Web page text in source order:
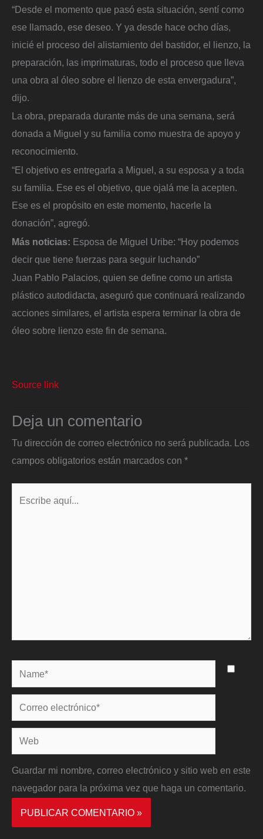
“Desde el momento que pasó esta situación, sentí como
ese llamado, ese deseo. Y ya desde hace ocho días,
inicié el proceso del alistamiento del bastidor, el lienzo, la
preparación, las imprimaturas, todo el proceso que lleva
una obra al óleo sobre el lienzo de esta envergadura”,
dijo.
La obra, preparada durante más de una semana, será
donada a Miguel y su familia como muestra de apoyo y
reconocimiento.
“El objetivo es entregarla a Miguel, a su esposa y a toda
su familia. Ese es el objetivo, que ojalá me la acepten.
Ese es el propósito en este momento, hacerle la
donación”, agregó.
Más noticias: Esposa de Miguel Uribe: “Hoy podemos
decir que tiene fuerzas para seguir luchando”
Juan Pablo Palacios, quien se define como un artista
plástico autodidacta, aseguró que continuará realizando
acciones similares, el artista espera terminar la obra de
óleo sobre lienzo este fin de semana.
Source link
Deja un comentario
Tu dirección de correo electrónico no será publicada. Los
campos obligatorios están marcados con *
Name*
Correo
electrónico*
Web
Guardar mi nombre, correo electrónico y sitio web en este
navegador para la próxima vez que haga un comentario.